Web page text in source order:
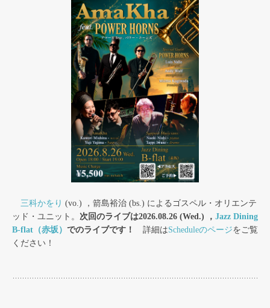
三科かをり (vo.) ，箭島裕治 (bs.) によるゴスペル・オリエンテ
ッド・ユニット。 次回のライブは2026.08.26 (Wed.) ， Jazz Dining
B-flat（赤坂） でのライブです！ 詳細はScheduleのページをご覧
ください！